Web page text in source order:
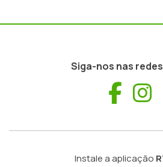
Siga-nos nas
Instale a aplicação